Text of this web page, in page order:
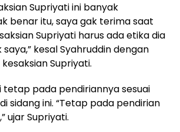
Supriyati ini banyak
benar itu, saya gak terima saat
Supriyati harus ada etika dia
kesal Syahruddin dengan
Supriyati.
tetap pada pendiriannya sesuai
sidang ini. “Tetap pada pendirian
ujar Supriyati.